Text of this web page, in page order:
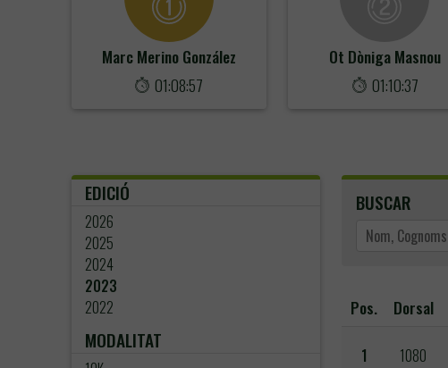
Marc Merino González
01:08:57
Ot Dòniga Masnou
01:10:37
EDICIÓ
2026
2025
2024
2023
2022
MODALITAT
BUSCAR
Pos. Dorsal
1 1080